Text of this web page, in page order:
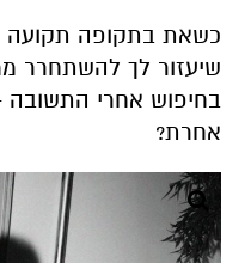
כשאת בתקופה תקועה
שיעזור לך להשתחרר
בחיפוש אחרי התשובה
אחרת?